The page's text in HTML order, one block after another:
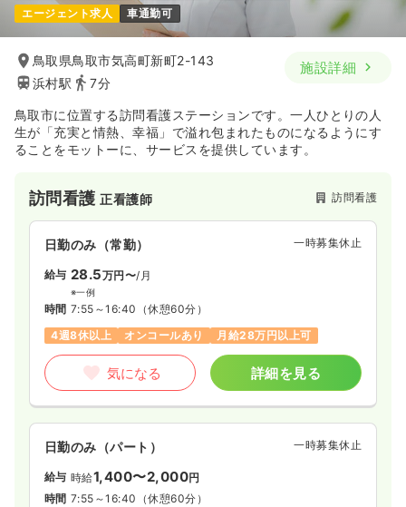
エージェント求人 車通勤可
鳥取県鳥取市気高町新町2-143
浜村駅
7分
施設詳細
鳥取市に位置する訪問看護ステーションです。一人ひとりの人
生が「充実と情熱、幸福」で溢れ包まれたものになるようにす
ることをモットーに、サービスを提供しています。
訪問看護正看護師 訪問看護
日勤のみ（常勤） 一時募集休止
給与 28.5万円〜/月
※一例
時間 7:55～16:40 （休憩60分）
4週8休以上
オンコールあり 月給28万円以上可
気になる 詳細を見る
日勤のみ（パート） 一時募集休止
給与 時給1,400〜2,000円
時間 7:55～16:40 （休憩60分）